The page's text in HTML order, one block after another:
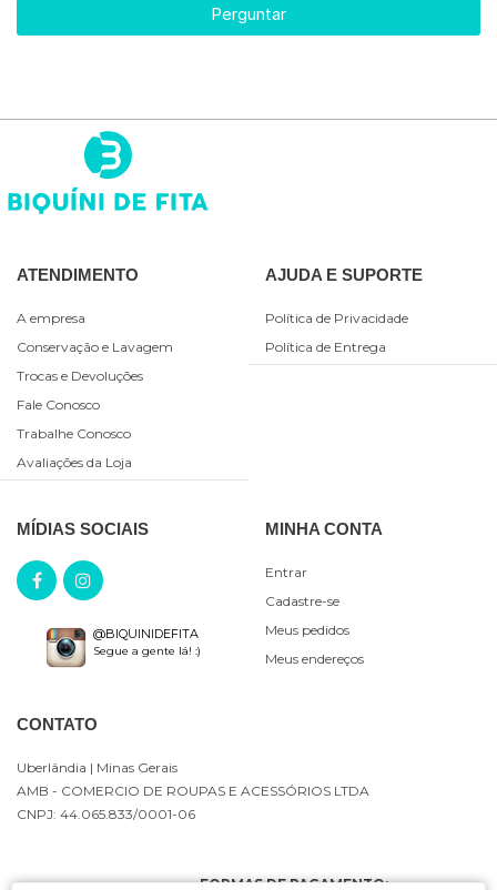
Perguntar
ATENDIMENTO
A empresa
Conservação e Lavagem
Trocas e Devoluções
Fale Conosco
Trabalhe Conosco
Avaliações da Loja
AJUDA E SUPORTE
Política de Privacidade
Política de Entrega
MÍDIAS SOCIAIS
@BIQUINIDEFITA
Segue a gente lá! :)
MINHA CONTA
Entrar
Cadastre-se
Meus pedidos
Meus endereços
CONTATO
Uberlândia | Minas Gerais
AMB - COMERCIO DE ROUPAS E ACESSÓRIOS LTDA
CNPJ: 44.065.833/0001-06
FORMAS DE PAGAMENTO: